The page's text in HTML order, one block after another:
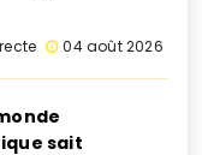
04 août 2026
sait